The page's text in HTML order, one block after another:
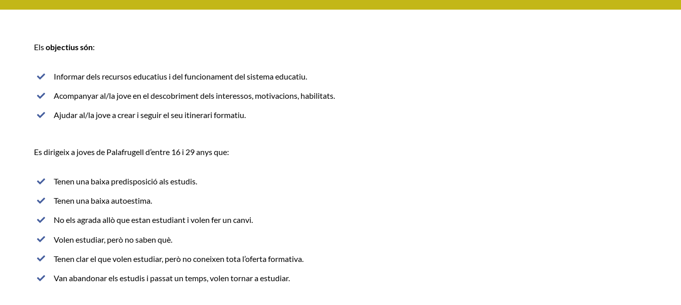
Elsobjectius són:
Informar dels recursos educatius i del funcionament del sistema educatiu.
Acompanyar al/la jove en el descobriment dels interessos, motivacions, habilitats.
Ajudar al/la jove a crear i seguir el seu itinerari formatiu.
Es dirigeix a joves de Palafrugell d’entre 16 i 29 anys que:
Tenen una baixa predisposició als estudis.
Tenen una baixa autoestima.
No els agrada allò que estan estudiant i volen fer un canvi.
Volen estudiar, però no saben què.
Tenen clar el que volen estudiar, però no coneixen tota l’oferta formativa.
Van abandonar els estudis i passat un temps, volen tornar a estudiar.